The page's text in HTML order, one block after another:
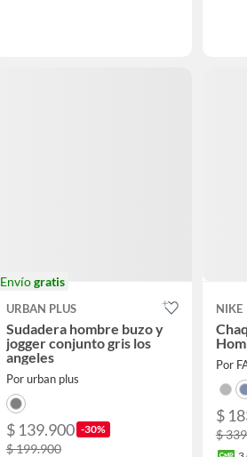
Envíogratis
URBAN PLUS
Sudadera hombre buzo y
jogger conjunto gris los
angeles
Por urban plus
$ 139.900 -30%
$ 199.900
NIKE
Por
$
$